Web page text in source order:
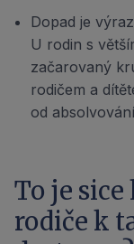
Dopad je
U rodin s
začarovaný
rodičem a
od
To je sice
rodiče k